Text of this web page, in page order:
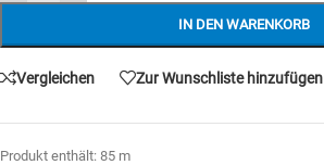
IN DEN WARENKORB
Vergleichen Zur Wunschliste hinzufügen
Produkt enthält: 85 m